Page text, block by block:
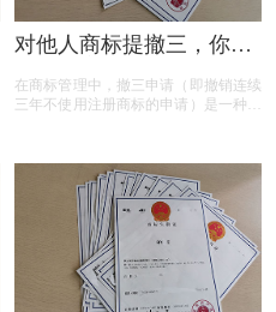
对他人商标提撤三，你真
在商标管理中，撤三申请（即撤销连续
三年不使用注册商标的申请）是一种重
三申请并非随意之举，申请人需要了解
相关要求、目的、法律依据以及可能面
临的失败原因。本文将为您详细解读撤
三申请的要点，帮助您在提出申请时更
加得心应手。